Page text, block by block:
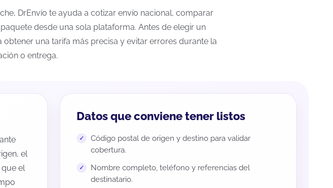
DrEnvío te ayuda a cotizar envío nacional, comparar
desde una sola plataforma. Antes de elegir un
una tarifa más precisa y evitar errores durante la
o entrega.
el
el
Datos que conviene tener listos
Código postal de origen y destino para validar
cobertura.
Nombre completo, teléfono y referencias del
destinatario.